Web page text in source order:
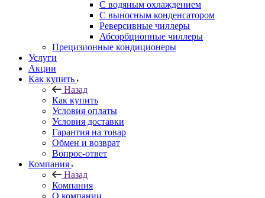
С водяным охлаждением
С выносным конденсатором
Реверсивные чиллеры
Абсорбционные чиллеры
Прецизионные кондиционеры
Услуги
Акции
Как купить
Назад
Как купить
Условия оплаты
Условия доставки
Гарантия на товар
Обмен и возврат
Вопрос-ответ
Компания
Назад
Компания
О компании